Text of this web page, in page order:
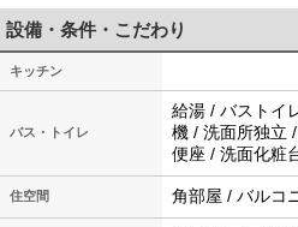
設備・条件・こだわり
キッチン
バス・トイレ
給湯 / バストイ
機 / 洗面所独立
便座 / 洗面化粧
住空間 角部屋 / バルコ